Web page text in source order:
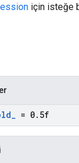
için isteğe
_ = 0. 5f